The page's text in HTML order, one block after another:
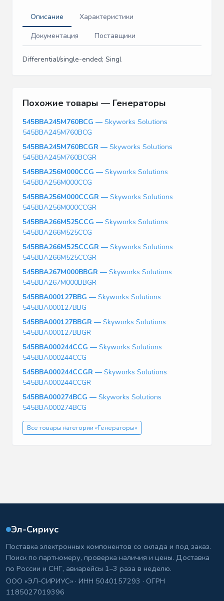
Описание
Характеристики
Документация
Поставщики
Differential/single-ended; Singl
Похожие товары — Генераторы
545BBA245M760BCG — Skyworks Solutions
545BBA245M760BCG
545BBA245M760BCGR — Skyworks Solutions
545BBA245M760BCGR
545BBA256M000CCG — Skyworks Solutions
545BBA256M000CCG
545BBA256M000CCGR — Skyworks Solutions
545BBA256M000CCGR
545BBA266M525CCG — Skyworks Solutions
545BBA266M525CCG
545BBA266M525CCGR — Skyworks Solutions
545BBA266M525CCGR
545BBA267M000BBGR — Skyworks Solutions
545BBA267M000BBGR
545BBA000127BBG — Skyworks Solutions
545BBA000127BBG
545BBA000127BBGR — Skyworks Solutions
545BBA000127BBGR
545BBA000244CCG — Skyworks Solutions
545BBA000244CCG
545BBA000244CCGR — Skyworks Solutions
545BBA000244CCGR
545BBA000274BCG — Skyworks Solutions
545BBA000274BCG
Все товары категории «Генераторы»
Эл-Сириус
Поставка электронных компонентов со склада и под заказ.
Поиск по партномеру, проверка наличия и цены. Доставка
по России и СНГ, авиарейсы 1–3 раза в неделю.
ООО «ЭЛ-СИРИУС» · ИНН 5040157293 · ОГРН
1185027019396